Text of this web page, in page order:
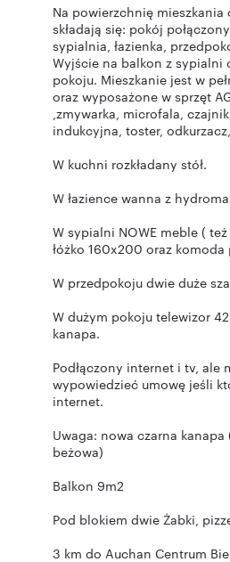
Na powierzchnię mieszkania
składają się: pokój
sypialnia, łazienka,
Wyjście na balkon z sypialni
pokoju. Mieszkanie jest w
oraz wyposażone w sprzęt
,zmywarka, microfala,
indukcyjna, toster,
W kuchni rozkładany stół.
W łazience wanna z
W sypialni NOWE meble (
łóżko 160x200 oraz komoda
W przedpokoju dwie duże
W dużym pokoju telewizor
kanapa.
Podłączony internet i tv, ale
wypowiedzieć umowę jeśli
internet.
Uwaga: nowa czarna
beżowa)
Balkon 9m2
Pod blokiem dwie Żabki,
3 km do Auchan Centrum